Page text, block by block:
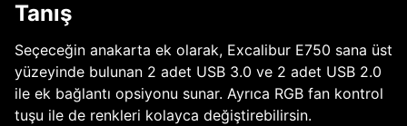
Tanış
Seçeceğin anakarta ek olarak, Excalibur E750 sana üst
yüzeyinde bulunan 2 adet USB 3.0 ve 2 adet USB 2.0
ile ek bağlantı opsiyonu sunar. Ayrıca RGB fan kontrol
tuşu ile de renkleri kolayca değiştirebilirsin.